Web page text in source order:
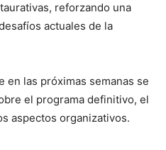
reforzando una
actuales de la
en las próximas semanas se
el programa definitivo, el
aspectos organizativos.